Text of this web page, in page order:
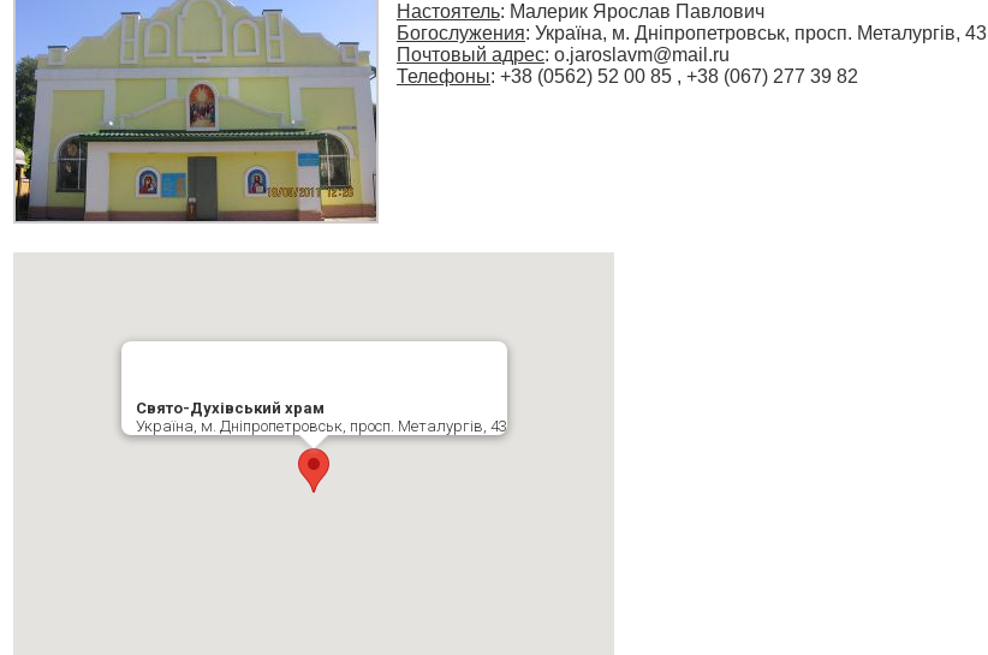
Настоятель: Малерик Ярослав Павлович
Богослужения: Україна, м. Дніпропетровськ, просп. Металургів, 43
Почтовый адрес: o.jaroslavm@mail.ru
Телефоны: +38 (0562) 52 00 85 , +38 (067) 277 39 82
Свято-Духівський храм
Україна, м. Дніпропетровськ, просп. Металургів, 43